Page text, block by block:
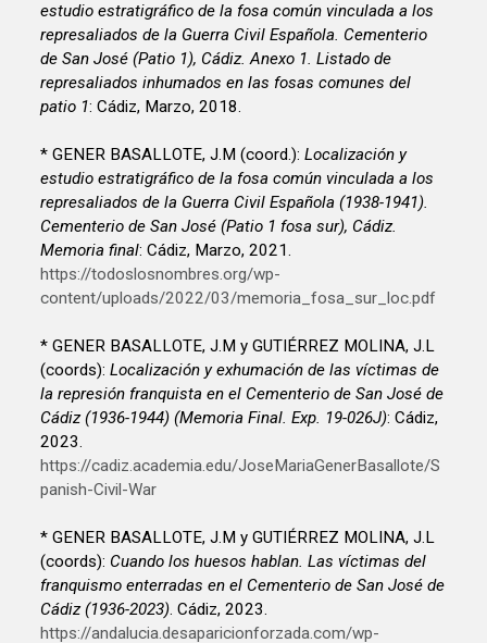
estudio estratigráfico de la fosa común vinculada a los
represaliados de la Guerra Civil Española. Cementerio
de San José (Patio 1), Cádiz. Anexo 1. Listado de
represaliados inhumados en las fosas comunes del
patio 1: Cádiz, Marzo, 2018.
* GENER BASALLOTE, J.M (coord.):Localización y
estudio estratigráfico de la fosa común vinculada a los
represaliados de la Guerra Civil Española (1938-1941).
Cementerio de San José (Patio 1 fosa sur), Cádiz.
Memoria final: Cádiz, Marzo, 2021.
https://todoslosnombres.org/wp-
content/uploads/2022/03/memoria_fosa_sur_loc.pdf
* GENER BASALLOTE, J.M y GUTIÉRREZ MOLINA, J.L
(coords):Localización y exhumación de las víctimas de
la represión franquista en el Cementerio de San José de
Cádiz (1936-1944) (Memoria Final. Exp. 19-026J): Cádiz,
2023.
https://cadiz.academia.edu/JoseMariaGenerBasallote/S
panish-Civil-War
* GENER BASALLOTE, J.M y GUTIÉRREZ MOLINA, J.L
(coords): Cuando los huesos hablan. Las víctimas del
franquismo enterradas en el Cementerio de San José de
Cádiz (1936-2023). Cádiz, 2023.
https://andalucia.desaparicionforzada.com/wp-